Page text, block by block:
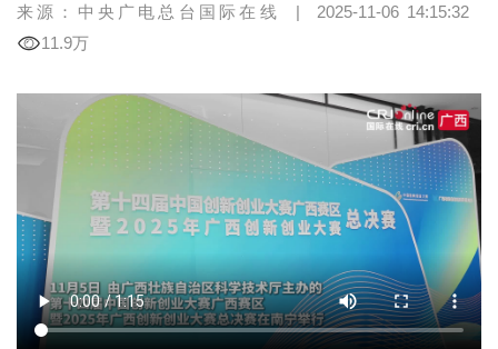
来源：中央广电总台国际在线 | 2025-11-06 14:15:32
11.9万